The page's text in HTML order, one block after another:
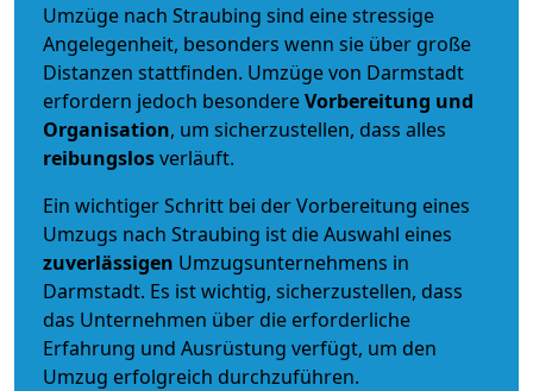
Umzüge nach Straubing sind eine stressige
Angelegenheit, besonders wenn sie über große
Distanzen stattfinden. Umzüge von Darmstadt
erfordern jedoch besondereVorbereitung und
Organisation, um sicherzustellen, dass alles
reibungslosverläuft.
Ein wichtiger Schritt bei der Vorbereitung eines
Umzugs nach Straubing ist die Auswahl eines
zuverlässigen Umzugsunternehmens in
Darmstadt. Es ist wichtig, sicherzustellen, dass
das Unternehmen über die erforderliche
Erfahrung und Ausrüstung verfügt, um den
Umzug erfolgreich durchzuführen.